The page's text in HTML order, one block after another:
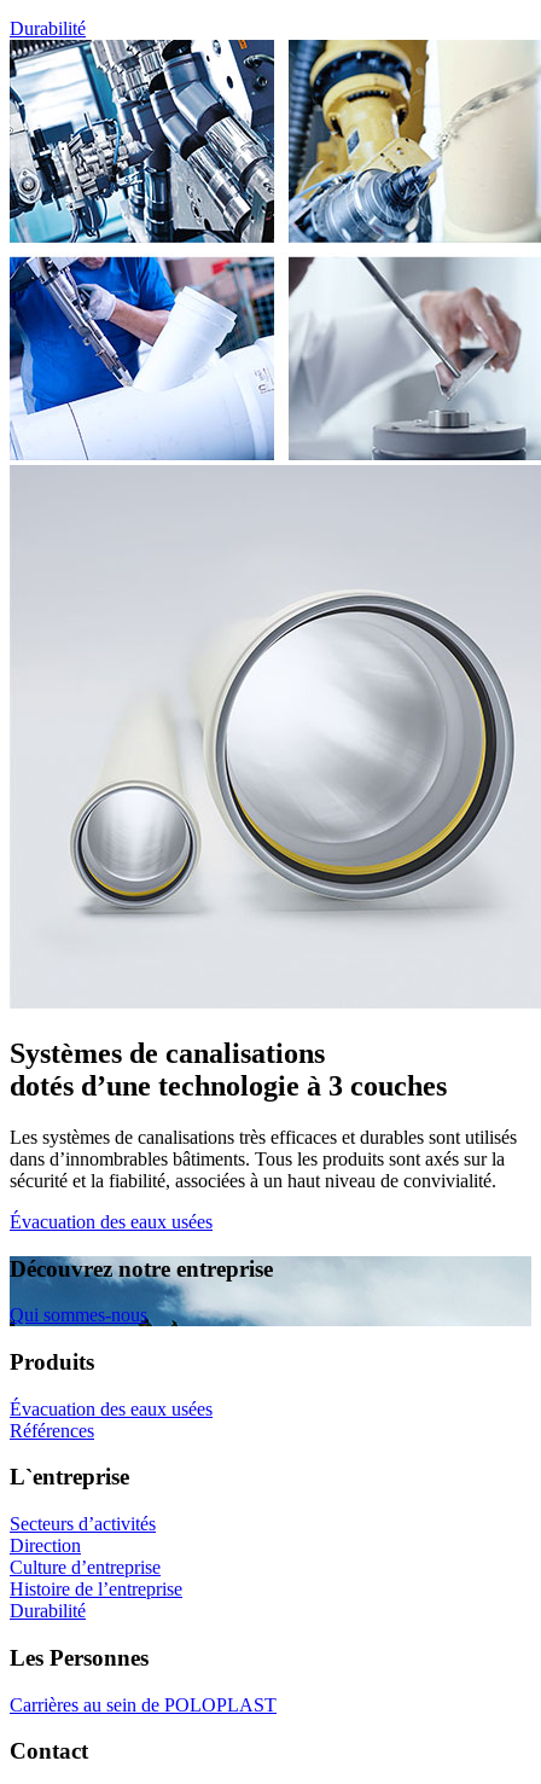
Durabilité
Systèmes de canalisations
dotés d’une technologie à 3 couches
Les systèmes de canalisations très efficaces et durables sont utilisés
dans d’innombrables bâtiments. Tous les produits sont axés sur la
sécurité et la fiabilité, associées à un haut niveau de convivialité.
Évacuation des eaux usées
Découvrez notre entreprise
Qui sommes-nous
Produits
Évacuation des eaux usées
Références
L`entreprise
Secteurs d’activités
Direction
Culture d’entreprise
Histoire de l’entreprise
Durabilité
Les Personnes
Carrières au sein de POLOPLAST
Contact